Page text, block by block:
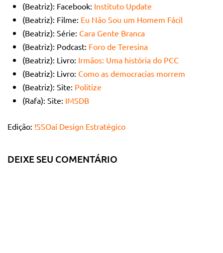
(Beatriz): Facebook: Instituto Update
(Beatriz): Filme: Eu Não Sou um Homem Fácil
(Beatriz): Série: Cara Gente Branca
(Beatriz): Podcast: Foro de Teresina
(Beatriz): Livro: Irmãos: Uma história do PCC
(Beatriz): Livro: Como as democracias morrem
(Beatriz): Site: Politize
(Rafa): Site: IMSDB
Edição: !SSOaí Design Estratégico
DEIXE SEU COMENTÁRIO